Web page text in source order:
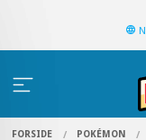
FORSIDE POKÉMON